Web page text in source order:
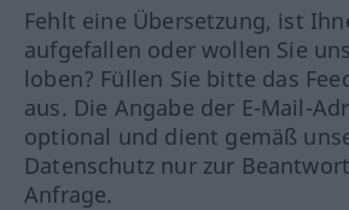
Fehlt eine Übersetzung, ist
aufgefallen oder wollen Sie
loben? Füllen Sie bitte das
aus. Die Angabe der E-Mail-
optional und dient gemäß
Datenschutz nur zur
Anfrage.